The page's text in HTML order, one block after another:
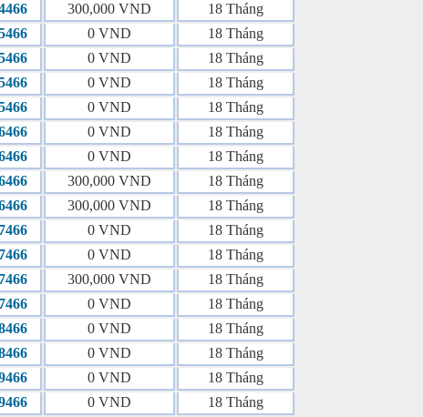
300,000 VND
18 Tháng
0 VND
18 Tháng
0 VND
18 Tháng
0 VND
18 Tháng
0 VND
18 Tháng
0 VND
18 Tháng
0 VND
18 Tháng
300,000 VND
18 Tháng
300,000 VND
18 Tháng
0 VND
18 Tháng
0 VND
18 Tháng
300,000 VND
18 Tháng
0 VND
18 Tháng
0 VND
18 Tháng
0 VND
18 Tháng
0 VND
18 Tháng
0 VND
18 Tháng